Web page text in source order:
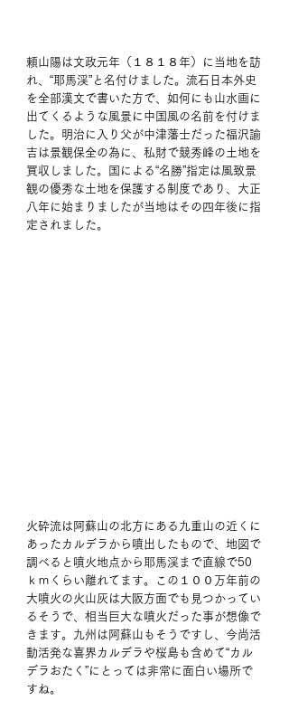
頼山陽は文政元年（１８１８年）に当地を訪
れ、“耶馬渓”と名付けました。流石日本外史
を全部漢文で書いた方で、如何にも山水画に
出てくるような風景に中国風の名前を付けま
した。明治に入り父が中津藩士だった福沢諭
吉は景観保全の為に、私財で競秀峰の土地を
買収しました。国による“名勝”指定は風致景
観の優秀な土地を保護する制度であり、大正
八年に始まりましたが当地はその四年後に指
定されました。
火砕流は阿蘇山の北方にある九重山の近くに
あったカルデラから噴出したもので、地図で
調べると噴火地点から耶馬渓まで直線で50
ｋｍくらい離れてます。この１００万年前の
大噴火の火山灰は大阪方面でも見つかってい
るそうで、相当巨大な噴火だった事が想像で
きます。九州は阿蘇山もそうですし、今尚活
動活発な喜界カルデラや桜島も含めて“カル
デラおたく”にとっては非常に面白い場所で
すね。